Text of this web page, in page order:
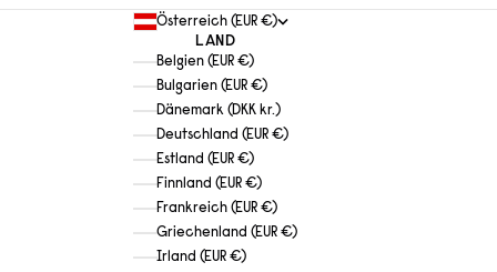
Österreich (EUR €)
LAND
Belgien (EUR €)
Bulgarien (EUR €)
Dänemark (DKK kr.)
Deutschland (EUR €)
Estland (EUR €)
Finnland (EUR €)
Frankreich (EUR €)
Griechenland (EUR €)
Irland (EUR €)